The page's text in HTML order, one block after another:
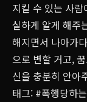
지킬 수 있는 사
실하게 알게 해주
해지면서 나아가
으로 변할 거고,
신을 충분히 안아
태그: #폭행당하